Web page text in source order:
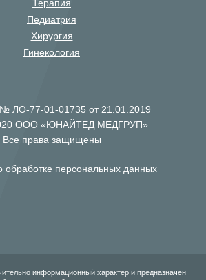
Терапия
Педиатрия
Хирургия
Гинекология
ЛО-77-01-01735 от 21.01.2019
ООО «ЮНАЙТЕД МЕДГРУП»
Все права защищены
обработке персональных данных
информационный характер и предназначен